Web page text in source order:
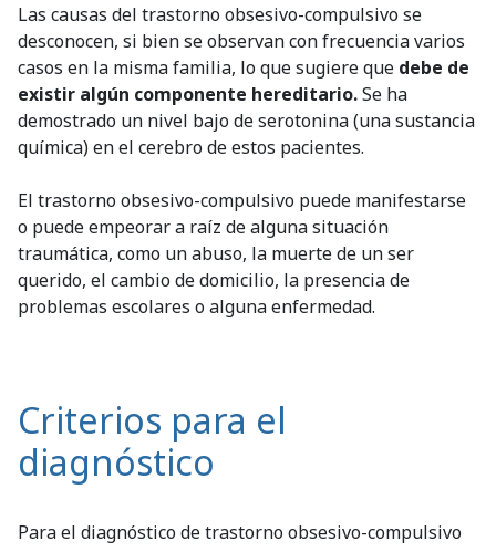
Las causas del trastorno obsesivo-compulsivo se
desconocen, si bien se observan con frecuencia varios
casos en la misma familia, lo que sugiere que debe de
existir algún componente hereditario.Se ha
demostrado un nivel bajo de serotonina (una sustancia
química) en el cerebro de estos pacientes.
El trastorno obsesivo-compulsivo puede manifestarse
o puede empeorar a raíz de alguna situación
traumática, como un abuso, la muerte de un ser
querido, el cambio de domicilio, la presencia de
problemas escolares o alguna enfermedad.
Criterios para el
diagnóstico
Para el diagnóstico de trastorno obsesivo-compulsivo